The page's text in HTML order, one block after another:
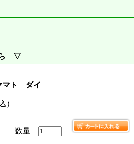
ら ▽
マト ダイ
）
数量